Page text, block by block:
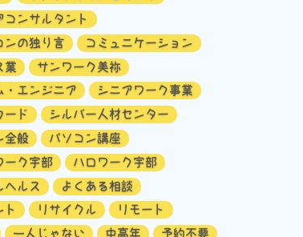
コンサルタント
ンの独り言
コミュニケーション
業
サンワーク美祢
・エンジニア
シニアワーク事業
ード
シルバー人材センター
全般
パソコン講座
ーク宇部
ハロワーク宇部
ヘルス
よくある相談
ト
リサイクル
リモート
一人じゃない 中高年 予約不要